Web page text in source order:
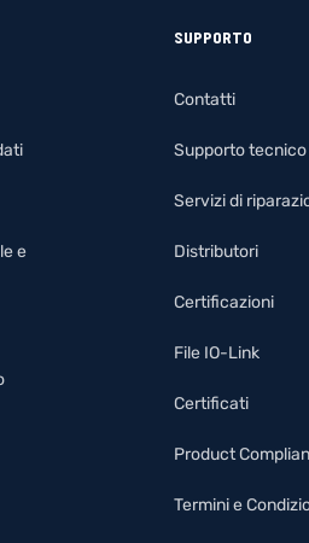
e
SUPPORTO
Contatti
Supporto tecnico
Servizi di
Distributori
Certificazioni
File IO-Link
Certificati
Product
Termini e